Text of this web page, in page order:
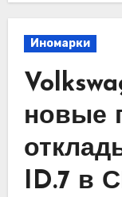
Иномарки
новые
ID.7 в